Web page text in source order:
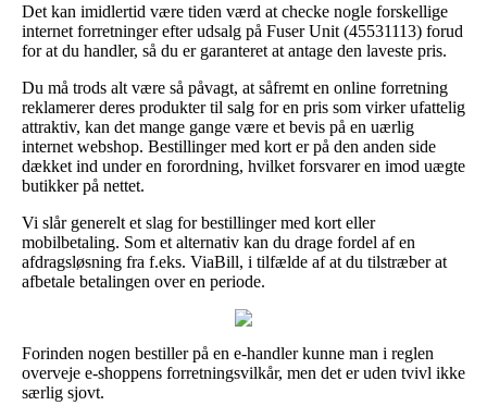
Det kan imidlertid være tiden værd at checke nogle forskellige
internet forretninger efter udsalg på Fuser Unit (45531113) forud
for at du handler, så du er garanteret at antage den laveste pris.
Du må trods alt være så påvagt, at såfremt en online forretning
reklamerer deres produkter til salg for en pris som virker ufattelig
attraktiv, kan det mange gange være et bevis på en uærlig
internet webshop. Bestillinger med kort er på den anden side
dækket ind under en forordning, hvilket forsvarer en imod uægte
butikker på nettet.
Vi slår generelt et slag for bestillinger med kort eller
mobilbetaling. Som et alternativ kan du drage fordel af en
afdragsløsning fra f.eks. ViaBill, i tilfælde af at du tilstræber at
afbetale betalingen over en periode.
Forinden nogen bestiller på en e-handler kunne man i reglen
overveje e-shoppens forretningsvilkår, men det er uden tvivl ikke
særlig sjovt.